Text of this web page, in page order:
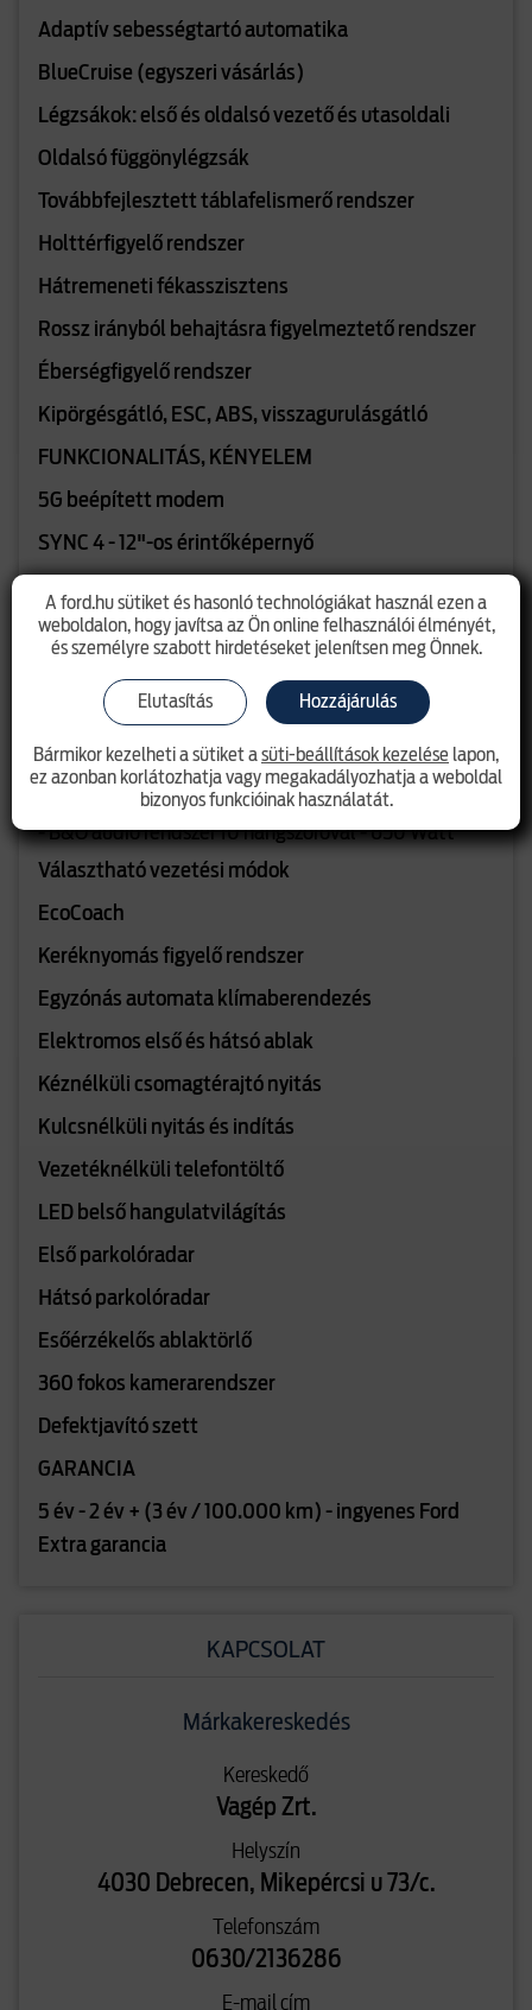
Adaptív sebességtartó automatika
BlueCruise (egyszeri vásárlás)
Légzsákok: első és oldalsó vezető és utasoldali
Oldalsó függönylégzsák
Továbbfejlesztett táblafelismerő rendszer
Holttérfigyelő rendszer
Hátremeneti fékasszisztens
Rossz irányból behajtásra figyelmeztető rendszer
Éberségfigyelő rendszer
Kipörgésgátló, ESC, ABS, visszagurulásgátló
FUNKCIONALITÁS, KÉNYELEM
5G beépített modem
SYNC 4 - 12"-os érintőképernyő
- 12,8"-os digitális műszerfal
- 12"-os érintőképernyő
- Beépített navigáció
- Vezetéknélküli telefontükrözés
(Android Auto/Apple Car Play)
- 5G modem
- B&O audio rendszer 10 hangszóróval - 650 Watt
Választható vezetési módok
EcoCoach
Keréknyomás figyelő rendszer
Egyzónás automata klímaberendezés
Elektromos első és hátsó ablak
Kéznélküli csomagtérajtó nyitás
Kulcsnélküli nyitás és indítás
Vezetéknélküli telefontöltő
LED belső hangulatvilágítás
Első parkolóradar
Hátsó parkolóradar
Esőérzékelős ablaktörlő
360 fokos kamerarendszer
Defektjavító szett
GARANCIA
5 év - 2 év + (3 év / 100.000 km) - ingyenes Ford
Extra garancia
KAPCSOLAT
Márkakereskedés
Kereskedő
Vagép Zrt.
Helyszín
4030 Debrecen, Mikepércsi u 73/c.
Telefonszám
0630/2136286
E-mail cím
A ford.hu sütiket és hasonló technológiákat használ ezen a
weboldalon, hogy javítsa az Ön online felhasználói élményét,
és személyre szabott hirdetéseket jelenítsen meg Önnek.
Elutasítás Hozzájárulás
Bármikor kezelheti a sütiket asüti-beállítások kezelése lapon,
ez azonban korlátozhatja vagy megakadályozhatja a weboldal
bizonyos funkcióinak használatát.